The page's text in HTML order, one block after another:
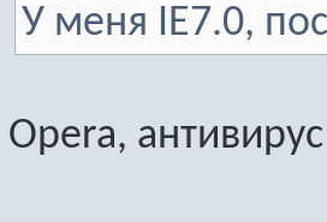
У меня IE7.0,
Opera,